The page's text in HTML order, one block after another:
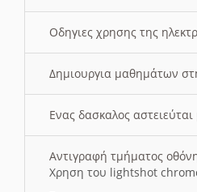
Οδηγιες χρησης της
Δημιουργια μαθημάτων
Ενας δασκαλος
Αντιγραφή τμήματος
Χρηση του lightshot